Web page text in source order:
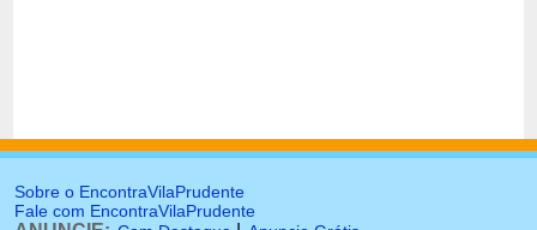
Sobre o EncontraVilaPrudente
Fale com EncontraVilaPrudente